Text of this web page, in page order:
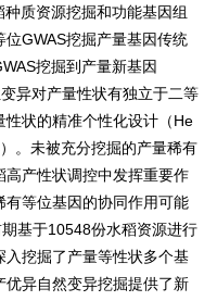
质资源挖掘和功能基因组
GWAS挖掘产量基因传统
挖掘到产量新基因
异对产量性状有独立于二等
状的精准个性化设计（He
。未被充分挖掘的产量稀有
产性状调控中发挥重要作
等位基因的协同作用可能
基于10548份水稻资源进行
挖掘了产量等性状多个基
异自然变异挖掘提供了新